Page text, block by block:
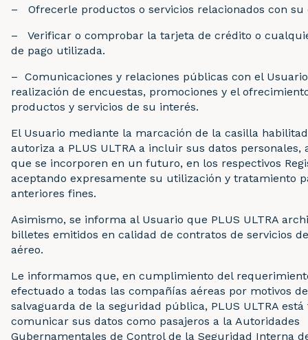
– Ofrecerle productos o servicios relacionados con su
– Verificar o comprobar la tarjeta de crédito o
de pago utilizada.
– Comunicaciones y relaciones públicas con el
realización de encuestas, promociones y el
productos y servicios de su interés.
El Usuario mediante la marcación de la casilla
autoriza a PLUS ULTRA a incluir sus datos personales,
que se incorporen en un futuro, en los respectivos
aceptando expresamente su utilización y tratamiento
anteriores fines.
Asimismo, se informa al Usuario que PLUS ULTRA
billetes emitidos en calidad de contratos de servicios
aéreo.
Le informamos que, en cumplimiento del
efectuado a todas las compañías aéreas por motivos
salvaguarda de la seguridad pública, PLUS ULTRA
comunicar sus datos como pasajeros a la Autoridades
Gubernamentales de Control de la Seguridad Interna